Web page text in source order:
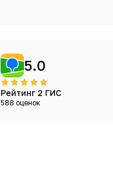
5.0
Рейтинг 2 ГИС
588 оценок